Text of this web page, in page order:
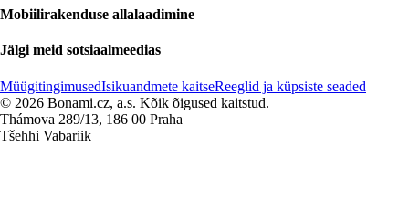
Mobiilirakenduse allalaadimine
Jälgi meid sotsiaalmeedias
MüügitingimusedIsikuandmete kaitseReeglid ja küpsiste seaded
© 2026 Bonami.cz, a.s. Kõik õigused kaitstud.
Thámova 289/13, 186 00 Praha
Tšehhi Vabariik